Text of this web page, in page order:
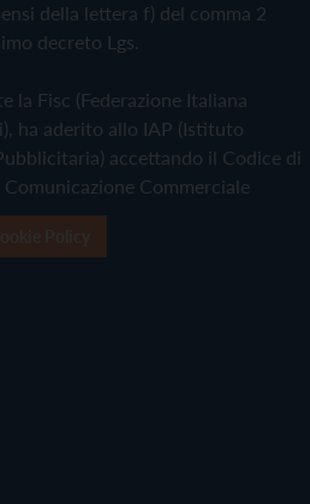
della lettera f) del comma 2
decreto Lgs.
la Fisc (Federazione Italiana
ha aderito allo IAP (Istituto
accettando il Codice di
Commerciale